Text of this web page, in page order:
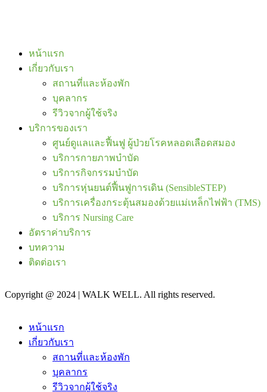
หน้าแรก
เกี่ยวกับเรา
สถานที่และห้องพัก
บุคลากร
รีวิวจากผู้ใช้จริง
บริการของเรา
ศูนย์ดูแลและฟื้นฟู ผู้ป่วยโรคหลอดเลือดสมอง
บริการกายภาพบำบัด
บริการกิจกรรมบำบัด
บริการหุ่นยนต์ฟื้นฟูการเดิน (SensibleSTEP)
บริการเครื่องกระตุ้นสมองด้วยแม่เหล็กไฟฟ้า (TMS)
บริการ Nursing Care
อัตราค่าบริการ
บทความ
ติดต่อเรา
Copyright @ 2024 | WALK WELL. All rights reserved.
หน้าแรก
เกี่ยวกับเรา
สถานที่และห้องพัก
บุคลากร
รีวิวจากผู้ใช้จริง